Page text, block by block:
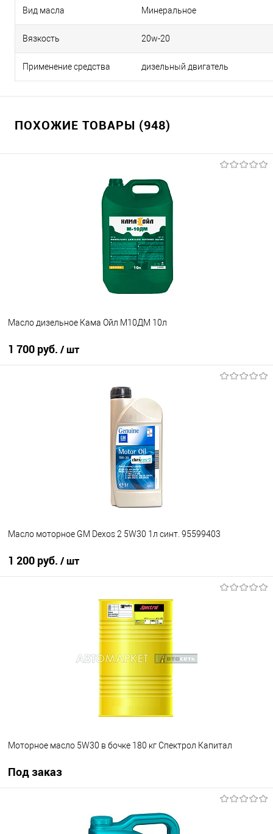
Вид масла Минеральное
Вязкость 20w-20
Применение средства дизельный двигатель
ПОХОЖИЕ ТОВАРЫ (948)
Масло дизельное Кама Ойл М10ДМ 10л
1 700 руб. / шт
В корзину
Масло моторное GM Dexos 2 5W30 1л синт. 95599403
1 200 руб. / шт
В наличии
Моторное масло 5W30 в бочке 180 кг Спектрол Капитал
Под заказ